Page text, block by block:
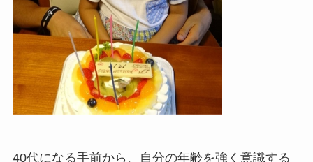
40代になる手前から、自分の年齢を強く意識する